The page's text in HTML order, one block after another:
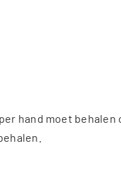
hand moet